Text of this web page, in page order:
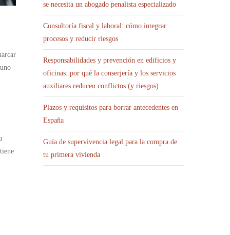
se necesita un abogado penalista especializado
Consultoría fiscal y laboral: cómo integrar
procesos y reducir riesgos
Responsabilidades y prevención en edificios y
oficinas: por qué la conserjería y los servicios
auxiliares reducen conflictos (y riesgos)
Plazos y requisitos para borrar antecedentes en
España
Guía de supervivencia legal para la compra de
tu primera vivienda